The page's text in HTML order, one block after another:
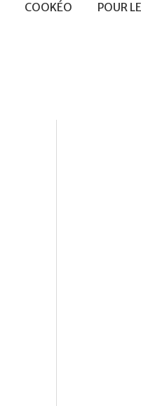
COOKÉO POUR